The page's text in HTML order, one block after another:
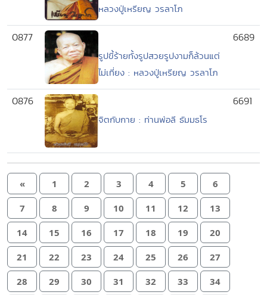
หลวงปู่เหรียญ วรลาโภ
0877
รูปขี้ร้ายทั้งรูปสวยรูปงามก็ล้วนแต่
ไม่เที่ยง : หลวงปู่เหรียญ วรลาโภ
6689
0876
จิตกับกาย : ท่านพ่อลี ธัมมธโร
6691
« 1 2 3 4 5 6
7 8 9 10 11 12 13
14 15 16 17 18 19 20
21 22 23 24 25 26 27
28 29 30 31 32 33 34